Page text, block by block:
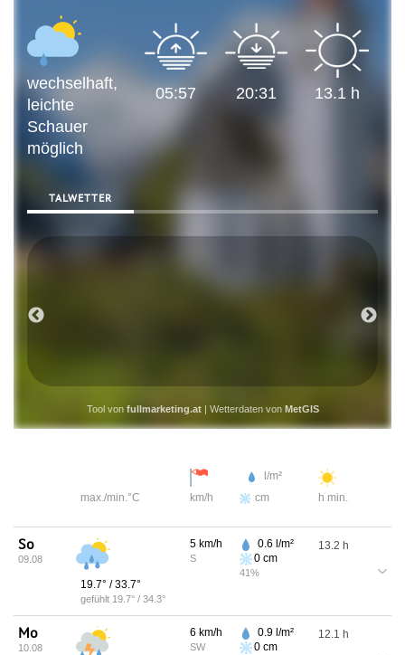
wechselhaft,
leichte
Schauer
möglich
05:57 20:31 13.1 h
TALWETTER
Tool von fullmarketing.at| Wetterdaten von MetGIS
max./min.°C km/h
l/m²
cm
h min.
So
09.08
19.7° /33.7°
gefühlt 19.7° / 34.3°
5 km/h
S
0.6 l/m²
0cm
41%
13.2 h
Mo
10.08
6 km/h
SW
0.9l/m²
0cm
12.1 h